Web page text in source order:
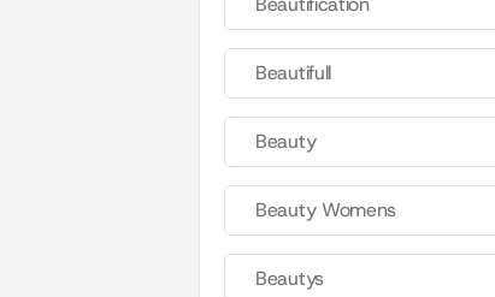
Beautifull
Beauty
Beauty Womens
Beautys